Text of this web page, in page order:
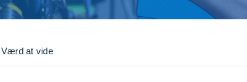
Værd at vide